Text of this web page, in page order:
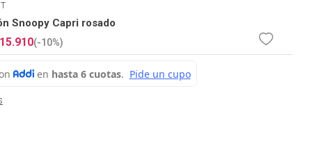
Snoopy Capri rosado
.910(-10%)